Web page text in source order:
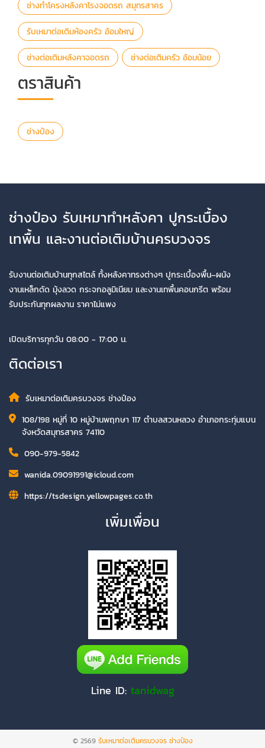
ช่างทำโครงหลังคาโรงจอดรถ สมุทรสาคร
รับเหมาต่อเติมห้องครัว อ้อมใหญ่
ช่างต่อเติมหลังคาจอดรถ ช่างต่อเติมครัว อ้อมน้อย
ตราสินค้า
ช่างป๋อง
ช่างป๋อง รับเหมาทำหลังคา ปูกระเบื้อง
เทพื้น และงานต่อเติมบ้านครบวงจร
รับงานต่อเติมบ้านทุกสไตล์ ทั้งหลังคาทรงต่างๆ ปูกระเบื้องพื้น–ผนัง
งานเหล็กดัด มุ้งลวด กระจกอลูมิเนียม และงานเทพื้นคอนกรีต พร้อม
รับประกันทุกผลงาน ราคาไม่แพง
เปิดบริการทุกวัน 08:00 - 17:00 น.
ติดต่อเรา
รับเหมาต่อเติมครบวงจร ช่างป๋อง
108/198 หมู่ที่ 10 หมู่บ้านพฤกษา 117 ตำบลสวนหลวง อำเภอกระทุ่มแบน
จังหวัดสมุทรสาคร 74110
090-979-5842
wanida.09091991@icloud.com
https://tsdesign.yellowpages.co.th
เพิ่มเพื่อน
Line ID: tanidwag
© 2569 รับเหมาต่อเติมครบวงจร ช่างป๋อง